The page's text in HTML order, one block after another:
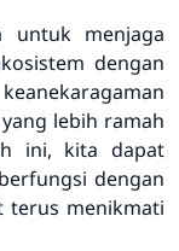
menjaga
dengan
lebih ramah
ini, kita dapat
dengan
terus menikmati